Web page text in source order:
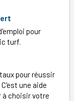
pour
turf.
pour réussir
une aide
à choisir votre